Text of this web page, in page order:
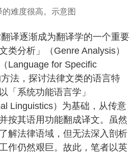
的难度很高。示意图
译逐渐成为翻译学的一个重要
类分析」（Genre Analysis）
Language for Specific
法，探讨法律文类的语言特
「系统功能语言学」
Linguistics）为基础，从传意
按其语用功能翻成译文。虽然
解法律语域，但无法深入剖析
作仍然艰巨。故此，笔者以英